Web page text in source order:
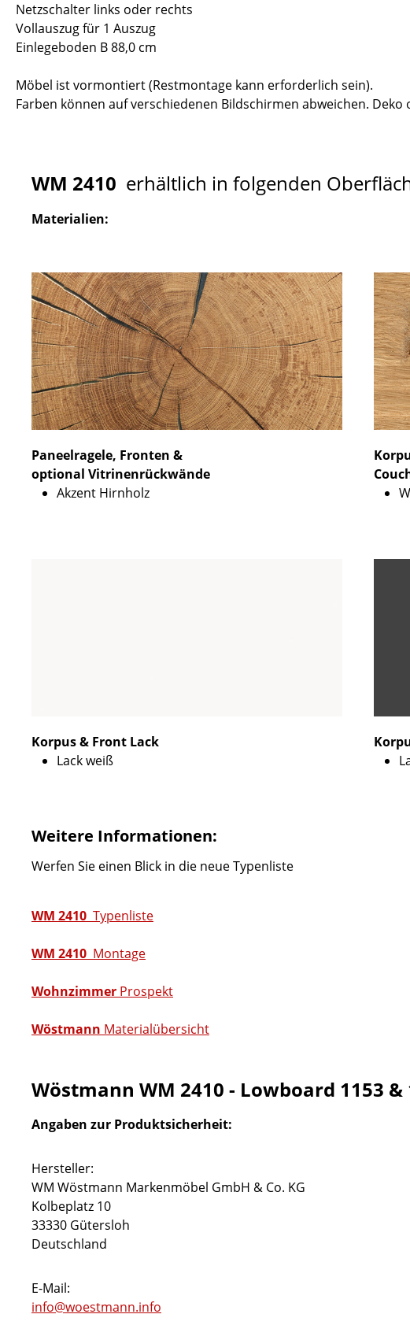
Netzschalter links oder rechts
Vollauszug für 1 Auszug
Einlegeboden B 88,0 cm
Möbel ist vormontiert (Restmontage kann erforderlich sein).
Farben können auf verschiedenen Bildschirmen abweichen.
WM 2410 erhältlich in folgenden
Materialien:
Paneelragele, Fronten &
optional Vitrinenrückwände
Akzent Hirnholz
Korpus & Front Lack
Lack weiß
Weitere Informationen:
Werfen Sie einen Blick in die neue Typenliste
WM 2410 Typenliste
WM 2410 Montage
Wohnzimmer Prospekt
Wöstmann Materialübersicht
Wöstmann WM 2410 - Lowboard 1153 &
Angaben zur Produktsicherheit:
Hersteller:
WM Wöstmann Markenmöbel GmbH & Co. KG
Kolbeplatz 10
33330 Gütersloh
Deutschland
E-Mail:
info@woestmann.info